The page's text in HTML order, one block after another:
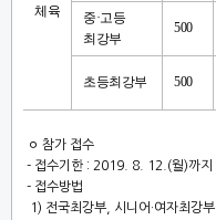
체육
중·고등
최강부
500
초등최강부 500
ㅇ 참가 접수
- 접수기한 : 2019. 8. 12.(월)까지
- 접수방법
1) 전국최강부 시니어 ·여자최강부